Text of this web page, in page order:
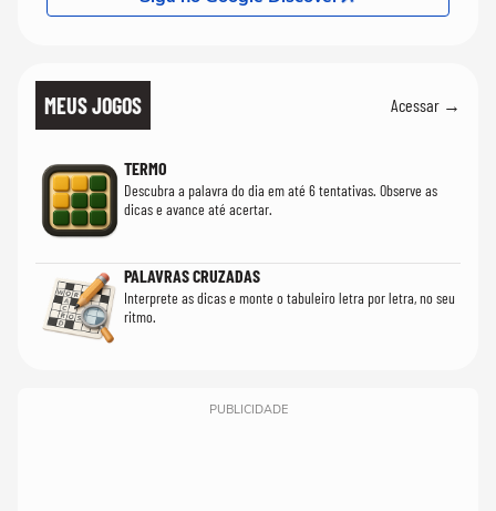
MEUS JOGOS Acessar →
TERMO
Descubra a palavra do dia em até 6 tentativas. Observe as
dicas e avance até acertar.
PALAVRAS CRUZADAS
Interprete as dicas e monte o tabuleiro letra por letra, no seu
ritmo.
PUBLICIDADE